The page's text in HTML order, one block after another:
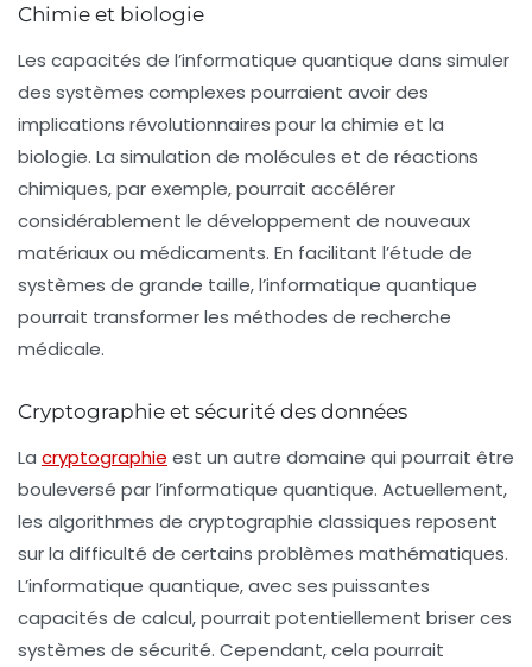
Chimie et biologie
Les capacités de l’informatique quantique dans simuler
des systèmes complexes pourraient avoir des
implications révolutionnaires pour la chimie et la
biologie. La simulation de molécules et de réactions
chimiques, par exemple, pourrait accélérer
considérablement le développement de nouveaux
matériaux ou médicaments. En facilitant l’étude de
systèmes de grande taille, l’informatique quantique
pourrait transformer les méthodes de recherche
médicale.
Cryptographie et sécurité des données
La cryptographie est un autre domaine qui pourrait être
bouleversé par l’informatique quantique. Actuellement,
les algorithmes de cryptographie classiques reposent
sur la difficulté de certains problèmes mathématiques.
L’informatique quantique, avec ses puissantes
capacités de calcul, pourrait potentiellement briser ces
systèmes de sécurité. Cependant, cela pourrait